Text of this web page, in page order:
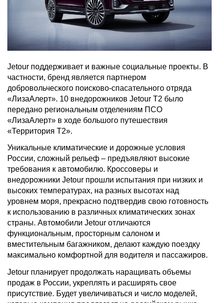
Jetour поддерживает и важные социальные проекты. В
частности, бренд является партнером
добровольческого поисково-спасательного отряда
«ЛизаАлерт». 10 внедорожников Jetour T2 было
передано региональным отделениям ПСО
«ЛизаАлерт» в ходе большого путешествия
«Территория Т2».
Уникальные климатические и дорожные условия
России, сложный рельеф – предъявляют высокие
требования к автомобилю. Кроссоверы и
внедорожники Jetour прошли испытания при низких и
высоких температурах, на разных высотах над
уровнем моря, прекрасно подтвердив свою готовность
к использованию в различных климатических зонах
страны. Автомобили Jetour отличаются
функциональным, просторным салоном и
вместительным багажником, делают каждую поездку
максимально комфортной для водителя и пассажиров.
Jetour планирует продолжать наращивать объемы
продаж в России, укреплять и расширять свое
присутствие. Будет увеличиваться и число моделей,